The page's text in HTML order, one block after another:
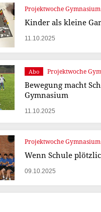
Projektwoche Gymnasium
Kinder als kleine
11.10.2025
Abo Projektwoche
Bewegung macht
Gymnasium
11.10.2025
Projektwoche
Wenn Schule
09.10.2025